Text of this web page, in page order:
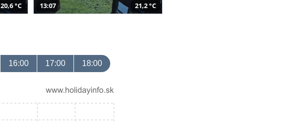
20,6 °C 13:07 21,2 °C
16:00 17:00 18:00